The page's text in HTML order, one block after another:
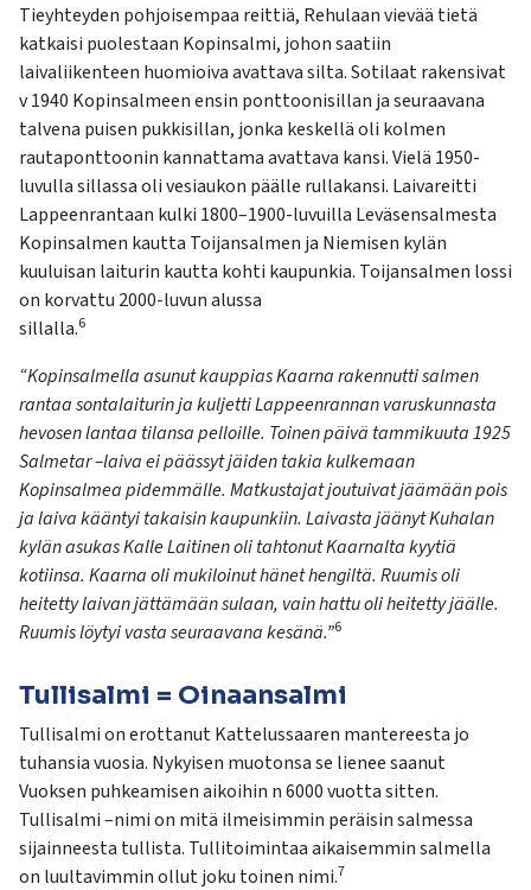
Tieyhteyden pohjoisempaa reittiä, Rehulaan vievää tietä
katkaisi puolestaan Kopinsalmi, johon saatiin
laivaliikenteen huomioiva avattava silta. Sotilaat rakensivat
v 1940 Kopinsalmeen ensin ponttoonisillan ja seuraavana
talvena puisen pukkisillan, jonka keskellä oli kolmen
rautaponttoonin kannattama avattava kansi. Vielä 1950-
luvulla sillassa oli vesiaukon päälle rullakansi. Laivareitti
Lappeenrantaan kulki 1800–1900-luvuilla Leväsensalmesta
Kopinsalmen kautta Toijansalmen ja Niemisen kylän
kuuluisan laiturin kautta kohti kaupunkia. Toijansalmen lossi
on korvattu 2000-luvun alussa
sillalla.6
“Kopinsalmella asunut kauppias Kaarna rakennutti salmen
rantaa sontalaiturin ja kuljetti Lappeenrannan varuskunnasta
hevosen lantaa tilansa pelloille. Toinen päivä tammikuuta 1925
Salmetar –laiva ei päässyt jäiden takia kulkemaan
Kopinsalmea pidemmälle. Matkustajat joutuivat jäämään pois
ja laiva kääntyi takaisin kaupunkiin. Laivasta jäänyt Kuhalan
kylän asukas Kalle Laitinen oli tahtonut Kaarnalta kyytiä
kotiinsa. Kaarna oli mukiloinut hänet hengiltä. Ruumis oli
heitetty laivan jättämään sulaan, vain hattu oli heitetty jäälle.
Ruumis löytyi vasta seuraavana kesänä.”6
Tullisalmi = Oinaansalmi
Tullisalmi on erottanut Kattelussaaren mantereesta jo
tuhansia vuosia. Nykyisen muotonsa se lienee saanut
Vuoksen puhkeamisen aikoihin n 6000 vuotta sitten.
Tullisalmi –nimi on mitä ilmeisimmin peräisin salmessa
sijainneesta tullista. Tullitoimintaa aikaisemmin salmella
on luultavimmin ollut joku toinen nimi.7